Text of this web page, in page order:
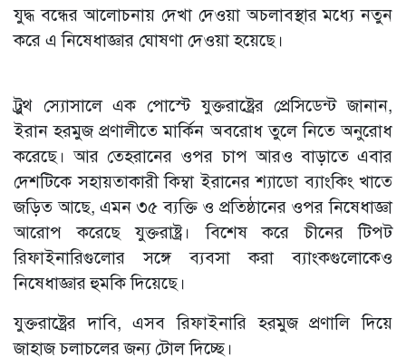
যুদ্ধ বন্ধের আলোচনায় দেখা দেওয়া অচলাবস্থার মধ্যে নতুন
করে এ নিষেধাজ্ঞার ঘোষণা দেওয়া হয়েছে।
ট্রুথ স্যোসালে এক পোস্টে যুক্তরাষ্ট্রের প্রেসিডেন্ট জানান,
ইরান হরমুজ প্রণালীতে মার্কিন অবরোধ তুলে নিতে অনুরোধ
করেছে। আর তেহরানের ওপর চাপ আরও বাড়াতে এবার
দেশটিকে সহায়তাকারী কিম্বা ইরানের শ্যাডো ব্যাংকিং খাতে
জড়িত আছে, এমন ৩৫ ব্যক্তি ও প্রতিষ্ঠানের ওপর নিষেধাজ্ঞা
আরোপ করেছে যুক্তরাষ্ট্র। বিশেষ করে চীনের টিপট
রিফাইনারিগুলোর সঙ্গে ব্যবসা করা ব্যাংকগুলোকেও
নিষেধাজ্ঞার হুমকি দিয়েছে।
যুক্তরাষ্ট্রের দাবি, এসব রিফাইনারি হরমুজ প্রণালি দিয়ে
জাহাজ চলাচলের জন্য টোল দিচ্ছে।